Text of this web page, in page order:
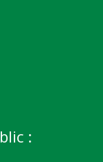
: